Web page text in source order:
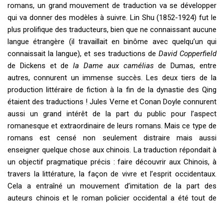
romans, un grand mouvement de traduction va se développer
qui va donner des modèles à suivre. Lin Shu (1852-1924) fut le
plus prolifique des traducteurs, bien que ne connaissant aucune
langue étrangère (il travaillait en binôme avec quelqu’un qui
connaissait la langue), et ses traductions de David Copperfield
de Dickens et dela Dame aux camélias de Dumas, entre
autres, connurent un immense succès. Les deux tiers de la
production littéraire de fiction à la fin de la dynastie des Qing
étaient des traductions ! Jules Verne et Conan Doyle connurent
aussi un grand intérêt de la part du public pour l’aspect
romanesque et extraordinaire de leurs romans. Mais ce type de
romans est censé non seulement distraire mais aussi
enseigner quelque chose aux chinois. La traduction répondait à
un objectif pragmatique précis : faire découvrir aux Chinois, à
travers la littérature, la façon de vivre et l’esprit occidentaux.
Cela a entraîné un mouvement d’imitation de la part des
auteurs chinois et le roman policier occidental a été tout de